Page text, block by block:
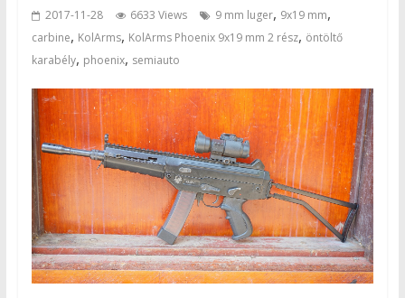
2017-11-28 6633 Views 9 mm luger, 9x19 mm,
carbine, KolArms, KolArms Phoenix 9x19 mm 2 rész, öntöltő
karabély, phoenix, semiauto